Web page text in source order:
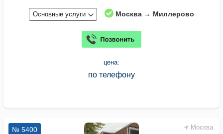
Основные услуги Москва → Миллерово
цена:
по телефону
Москва
№ 5400